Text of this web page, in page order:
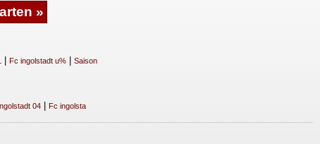
| Fc ingolstadt u%| Saison
04| Fc ingolsta